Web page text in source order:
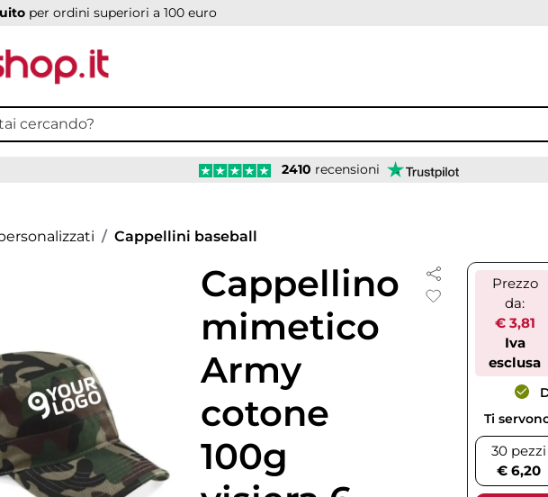
per ordini superiori a 100 euro
2410 recensioni
Cappellini baseball
Cappellino
mimetico
Army
cotone
100g
Prezzo
da:
€ 3,81
Iva
esclusa
Ti
30 pezzi
€ 6,20